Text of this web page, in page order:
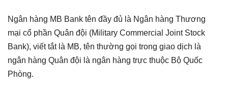
Ngân hàng MB Bank tên đầy đủ là Ngân hàng Thương
mại cổ phần Quân đội (Military Commercial Joint Stock
Bank), viết tắt là MB, tên thường gọi trong giao dịch là
ngân hàng Quân đội là ngân hàng trực thuộc Bộ Quốc
Phòng.